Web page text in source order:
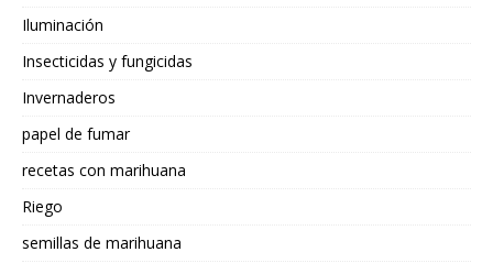
Iluminación
Insecticidas y fungicidas
Invernaderos
papel de fumar
recetas con marihuana
Riego
semillas de marihuana